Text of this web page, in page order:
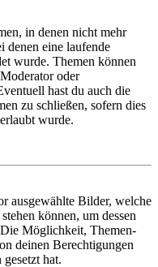
in denen nicht mehr
denen eine laufende
wurde. Themen können
oder
hast du auch die
zu schließen, sofern dies
wurde.
ausgewählte Bilder, welche
können, um dessen
Möglichkeit, Themen-
deinen Berechtigungen
hat.